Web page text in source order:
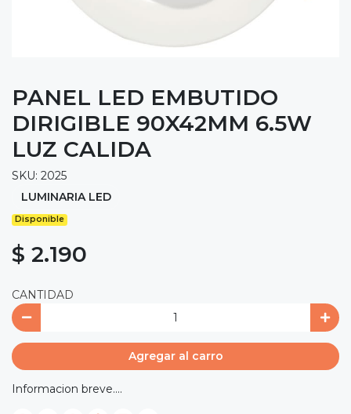
PANEL LED EMBUTIDO
DIRIGIBLE 90X42MM 6.5W
LUZ CALIDA
SKU: 2025
LUMINARIA LED
Disponible
$ 2.190
CANTIDAD
Agregar al carro
Informacion breve....